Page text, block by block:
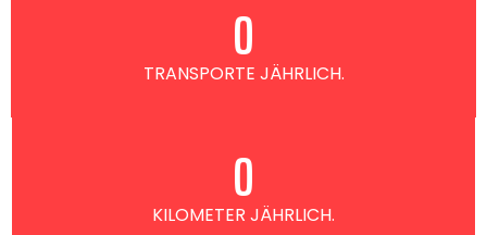
TRANSPORTE JÄHRLICH.
0
KILOMETER JÄHRLICH.
0